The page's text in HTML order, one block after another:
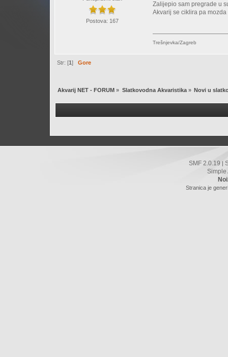
Postova: 167
Zalijepio sam pregrade u
Akvarij se ciklira pa
Trešnjevka/Zagreb
Str: [1]Gore
Akvarij NET - FORUM » Slatkovodna Akvaristika» Novi u
SMF 2.0.19 |
Simple
Stranica je